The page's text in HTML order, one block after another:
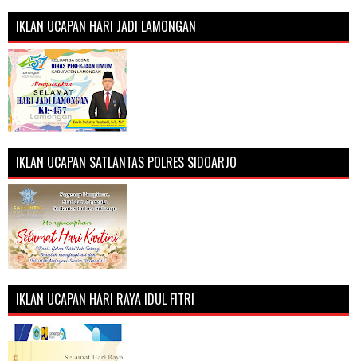
IKLAN UCAPAN HARI JADI LAMONGAN
IKLAN UCAPAN SATLANTAS POLRES SIDOARJO
IKLAN UCAPAN HARI RAYA IDUL FITRI